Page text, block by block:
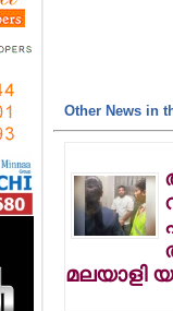
Other News in
മലയാളി